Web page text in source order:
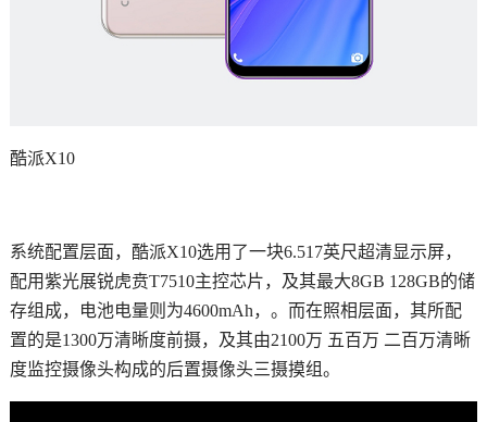
酷派X10
系统配置层面，酷派X10选用了一块6.517英尺超清显示屏，
配用紫光展锐虎贲T7510主控芯片，及其最大8GB 128GB的储
存组成，电池电量则为4600mAh，。而在照相层面，其所配
置的是1300万清晰度前摄，及其由2100万 五百万 二百万清晰
度监控摄像头构成的后置摄像头三摄摸组。